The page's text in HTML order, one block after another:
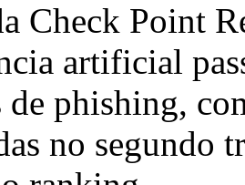
Check Point
artificial
de phishing,
no segundo